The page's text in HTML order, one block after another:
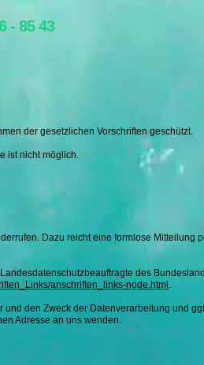
- 85 43
der gesetzlichen Vorschriften geschützt.
ist nicht möglich.
Dazu reicht eine formlose Mitteilung
des
anschriften_links-node.html .
den Zweck der Datenverarbeitung und
Adresse an uns wenden.